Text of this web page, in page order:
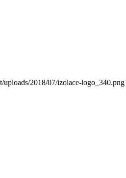
2018/07/izolace-logo_340.png